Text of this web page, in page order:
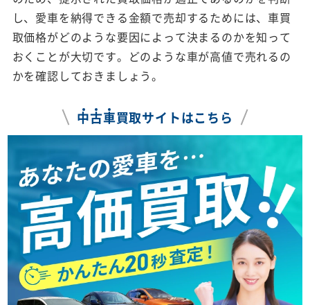
し、愛車を納得できる金額で売却するためには、車買
取価格がどのような要因によって決まるのかを知って
おくことが大切です。どのような車が高値で売れるの
かを確認しておきましょう。
中古車買取サイトはこちら